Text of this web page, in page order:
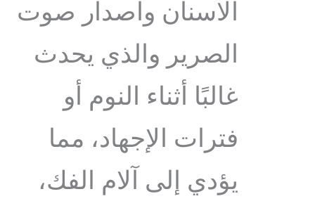
الاسنان واصدار صوت
الصرير والذي يحدث
غالبًا أثناء النوم أو
فترات الإجهاد، مما
يؤدي إلى آلام الفك،